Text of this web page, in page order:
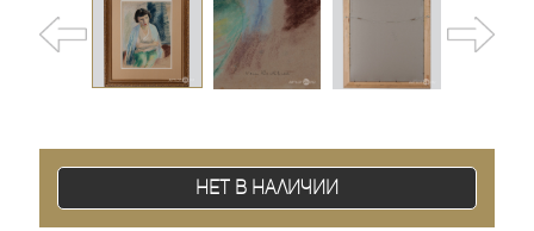
Нет в наличии